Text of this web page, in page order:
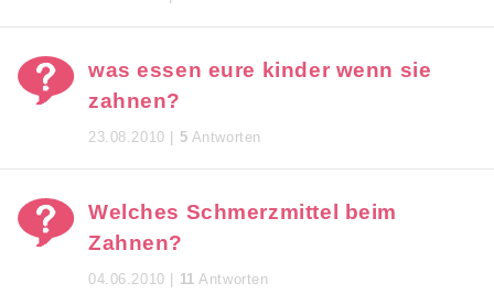
was essen eure kinder wenn sie
zahnen?
23.08.2010 | 5 Antworten
Welches Schmerzmittel beim
Zahnen?
04.06.2010 | 11 Antworten